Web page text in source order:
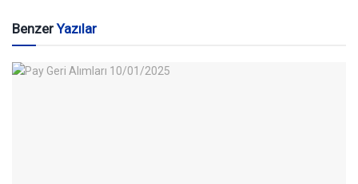
BenzerYazılar